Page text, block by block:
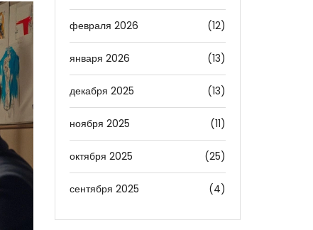
февраля 2026 (12)
января 2026 (13)
декабря 2025 (13)
ноября 2025 (11)
октября 2025 (25)
сентября 2025 (4)